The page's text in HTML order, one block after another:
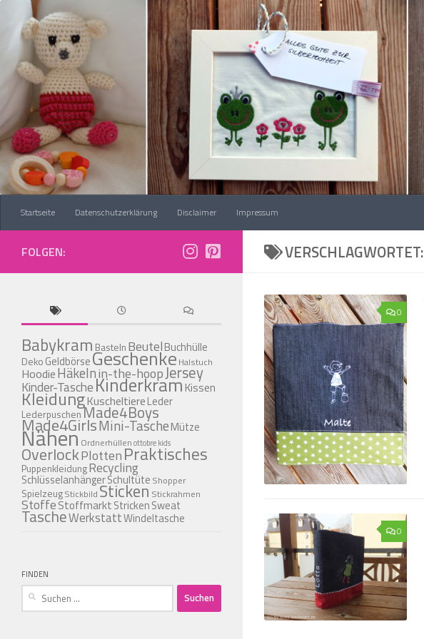
Zum Inhalt springen
Startseite Datenschutzerklärung Disclaimer Impressum
VERSCHLAGWORTET:
0
0
FOLGEN:
Babykram Basteln BeutelBuchhülle
Deko GeldbörseGeschenke Halstuch
HoodieHäkelnin-the-hoopJersey
Kinder-TascheKinderkramKissen
KleidungKuscheltiereLeder
LederpuschenMade4Boys
Made4GirlsMini-TascheMütze
NähenOrdnerhüllenottobre kids
OverlockPlottenPraktisches
PuppenkleidungRecycling
SchlüsselanhängerSchultüte Shopper
SpielzeugStickbildStickenStickrahmen
StoffeStoffmarktStrickenSweat
TascheWerkstattWindeltasche
FINDEN
Suchen
nach: